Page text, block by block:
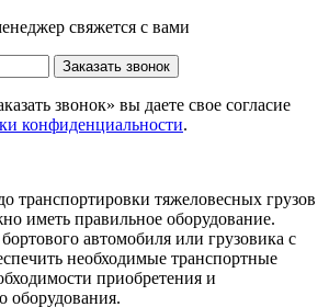
свяжется с вами
Заказать звонок
звонок» вы даете свое согласие
конфиденциальности.
транспортировки тяжеловесных грузов
иметь правильное оборудование.
автомобиля или грузовика с
необходимые транспортные
приобретения и
оборудования.